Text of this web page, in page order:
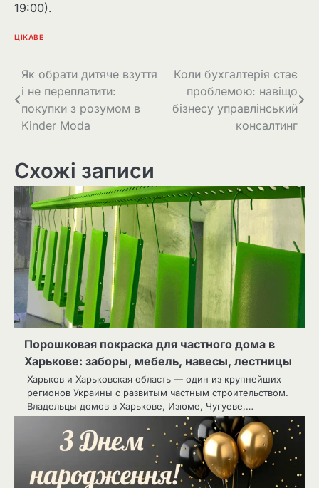
19:00).
ЦІКАВЕ
Навігація
записів
Як обрати дитяче взуття
і не переплатити:
покупки з розумом в
Kinder Moda
Коли бухгалтерія стає
проблемою: навіщо
бізнесу управлінський
консалтинг
Схожі записи
Порошковая покраска для частного дома в
Харькове: заборы, мебель, навесы, лестницы
Харьков и Харьковская область — один из крупнейших
регионов Украины с развитым частным строительством.
Владельцы домов в Харькове, Изюме, Чугуеве,…